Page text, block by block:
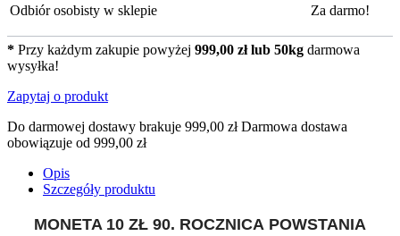
Odbiór osobisty w sklepie
Za darmo!
* Przy każdym zakupie powyżej 999,00 zł lub 50kg darmowa
wysyłka!
Zapytaj o produkt
Do darmowej dostawy brakuje 999,00 złDarmowa dostawa
obowiązuje od 999,00 zł
Opis
Szczegóły produktu
MONETA 10 ZŁ 90. ROCZNICA POWSTANIA